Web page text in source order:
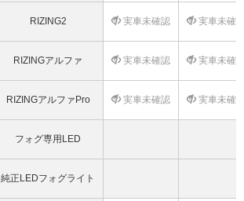
RIZING2 実車未確認 実車未確
RIZINGアルファ 実車未確認 実車未確
RIZINGアルファPro 実車未確認 実車未確
フォグ専用LED
純正LEDフォグライト